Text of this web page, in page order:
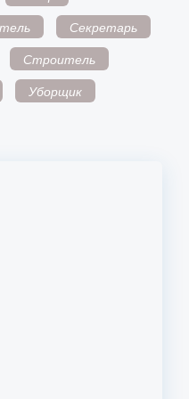
Секретарь
Строитель
Уборщик